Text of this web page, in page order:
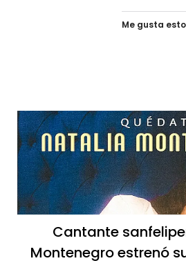
Me gusta
Cantante
Montenegro estrenó